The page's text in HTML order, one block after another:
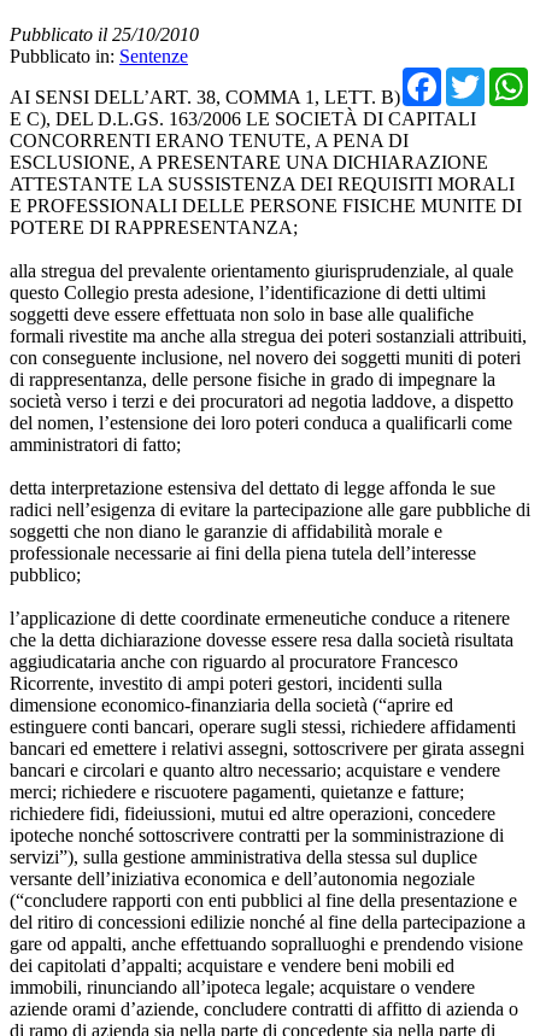
Pubblicato il 25/10/2010
Pubblicato in: Sentenze
AI SENSI DELL’ART. 38, COMMA 1, LETT. B)
E C), DEL D.L.GS. 163/2006 LE SOCIETÀ DI CAPITALI
CONCORRENTI ERANO TENUTE, A PENA DI
ESCLUSIONE, A PRESENTARE UNA DICHIARAZIONE
ATTESTANTE LA SUSSISTENZA DEI REQUISITI MORALI
E PROFESSIONALI DELLE PERSONE FISICHE MUNITE DI
POTERE DI RAPPRESENTANZA;
alla stregua del prevalente orientamento giurisprudenziale, al quale
questo Collegio presta adesione, l’identificazione di detti ultimi
soggetti deve essere effettuata non solo in base alle qualifiche
formali rivestite ma anche alla stregua dei poteri sostanziali attribuiti,
con conseguente inclusione, nel novero dei soggetti muniti di poteri
di rappresentanza, delle persone fisiche in grado di impegnare la
società verso i terzi e dei procuratori ad negotia laddove, a dispetto
del nomen, l’estensione dei loro poteri conduca a qualificarli come
amministratori di fatto;
detta interpretazione estensiva del dettato di legge affonda le sue
radici nell’esigenza di evitare la partecipazione alle gare pubbliche di
soggetti che non diano le garanzie di affidabilità morale e
professionale necessarie ai fini della piena tutela dell’interesse
pubblico;
l’applicazione di dette coordinate ermeneutiche conduce a ritenere
che la detta dichiarazione dovesse essere resa dalla società risultata
aggiudicataria anche con riguardo al procuratore Francesco
Ricorrente, investito di ampi poteri gestori, incidenti sulla
dimensione economico-finanziaria della società (“aprire ed
estinguere conti bancari, operare sugli stessi, richiedere affidamenti
bancari ed emettere i relativi assegni, sottoscrivere per girata assegni
bancari e circolari e quanto altro necessario; acquistare e vendere
merci; richiedere e riscuotere pagamenti, quietanze e fatture;
richiedere fidi, fideiussioni, mutui ed altre operazioni, concedere
ipoteche nonché sottoscrivere contratti per la somministrazione di
servizi”), sulla gestione amministrativa della stessa sul duplice
versante dell’iniziativa economica e dell’autonomia negoziale
(“concludere rapporti con enti pubblici al fine della presentazione e
del ritiro di concessioni edilizie nonché al fine della partecipazione a
gare od appalti, anche effettuando sopralluoghi e prendendo visione
dei capitolati d’appalti; acquistare e vendere beni mobili ed
immobili, rinunciando all’ipoteca legale; acquistare o vendere
aziende orami d’aziende, concludere contratti di affitto di azienda o
di ramo di azienda sia nella parte di concedente sia nella parte di